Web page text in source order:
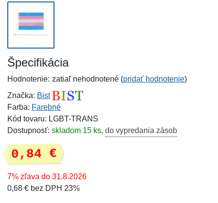
Špecifikácia
Hodnotenie: zatiaľ nehodnotené (pridať hodnotenie)
Značka: Bist
Farba: Farebné
Kód tovaru: LGBT-TRANS
Dostupnosť: skladom 15 ks, do vypredania zásob
0,84 €
7% zľava do 31.8.2026
0,68 € bez DPH 23%